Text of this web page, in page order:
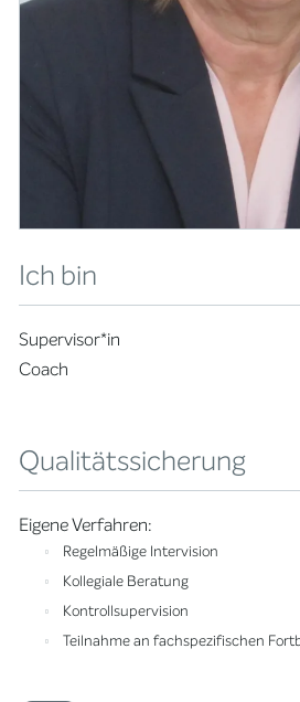
Ich bin
Supervisor*in
Coach
Qualitätssicherung
Eigene Verfahren:
Regelmäßige Intervision
Kollegiale Beratung
Kontrollsupervision
Teilnahme an fachspezifischen